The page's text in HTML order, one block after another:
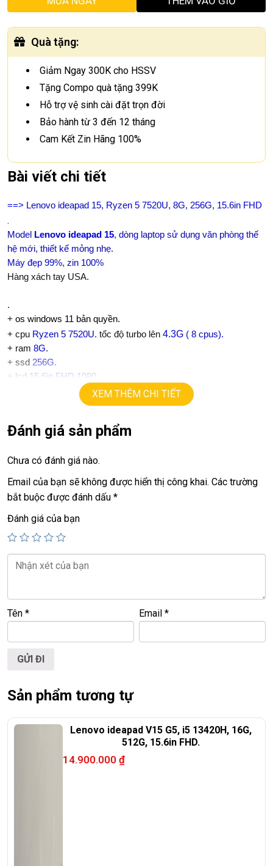
Quà tặng:
Giảm Ngay 300K cho HSSV
Tặng Compo quà tặng 399K
Hỗ trợ vệ sinh cài đặt trọn đời
Bảo hành từ 3 đến 12 tháng
Cam Kết Zin Hãng 100%
Bài viết chi tiết
==> Lenovo ideapad 15, Ryzen 5 7520U, 8G, 256G, 15.6in FHD
.
Model Lenovo ideapad 15, dòng laptop sử dụng văn phòng thế
hệ mới, thiết kế mỏng nhẹ.
Máy đẹp 99%, zin 100%
Hàng xách tay USA.
.
+ os windows 11 bản quyền.
+ cpu Ryzen 5 7520U. tốc độ turbo lên 4.3G ( 8 cpus).
+ ram 8G.
+ ssd 256G.
+ lcd 15,6in FHD 1080.
+ Vga AMD grabphics
USB type C, usb 3.0, webcam, hdmi,…
+ full phím số, có đèn phím.
Giá :7.9tr
💻LAPTOP TRIỀU PHÁT • UY TÍN • CHẤT LƯỢNG • GIÁ
TỐT💻
📞Hotline / Zalo:
📍 Địa chỉ:60/26 Đồng Đen, P. Tân Bình, TP.HCM
Website: https://laptoptrieuphat.com
cam kết chính hãng 100%
XEM THÊM CHI TIẾT
Đánh giá sản phẩm
Chưa có đánh giá nào.
Email của bạn sẽ không được hiển thị công khai. Các trường
bắt buộc được đánh dấu *
Đánh giá của bạn
Tên * Email*
Sản phẩm tương tự
Lenovo ideapad V15 G5, i5 13420H, 16G,
512G, 15.6in FHD.
14.900.000 ₫